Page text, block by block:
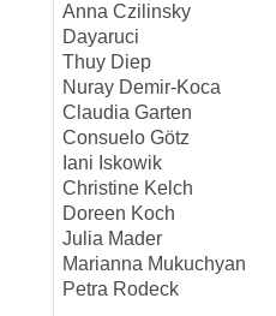
Anna Czilinsky
Dayaruci
Thuy Diep
Nuray Demir-Koca
Claudia Garten
Consuelo Götz
Iani Iskowik
Christine Kelch
Doreen Koch
Julia Mader
Marianna Mukuchyan
Petra Rodeck